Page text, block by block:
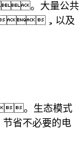
。大量公共
，以及
。生态模式
省不必要的电